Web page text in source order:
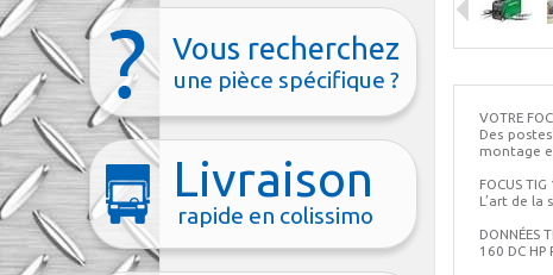
Vous recherchez
une pièce spécifique ?
Livraison
rapide en colissimo
VOTRE
Des
montage
FOCUS
L’art de la
DONNÉES
160 DC HP